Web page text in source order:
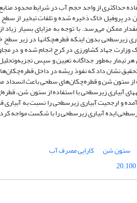
حداکثری از واحد حجم آب در شرایط محدود
در پروفیل خاک ذخیره شده و تلفات تبخیر از
ممکن می‌رسد. با توجه به مزایای بسیار
نشان داد که نفوذ ریشه در داخل
از ستون شن و قطره‌چکان‌های سطحی باعث
و ارجحیت آبیاری زیر­سطحی را نسبت به
ایده آبیاری زیر­سطحی را با شکست مواجه
ستون شن
کارایی مصرف آب